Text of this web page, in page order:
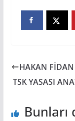
HAKAN
TSK YASASI